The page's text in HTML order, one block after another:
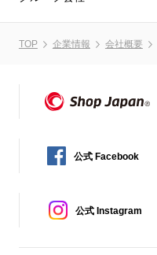
TOP 企業情報 会社概要
公式 Facebook
公式 Instagram